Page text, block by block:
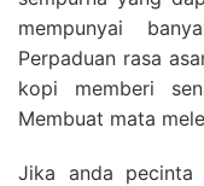
mempunyai
Perpaduan rasa
kopi memberi
Membuat mata
Jika anda